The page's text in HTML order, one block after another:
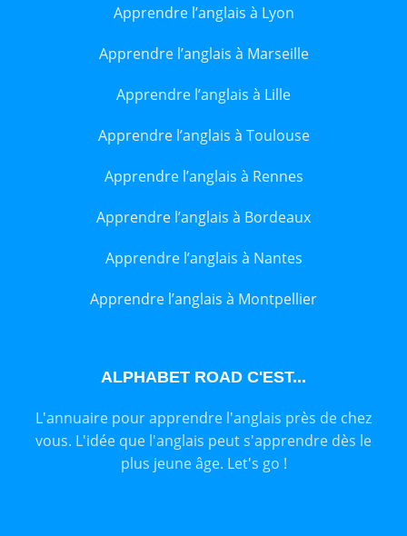
Apprendre l’anglais à Lyon
Apprendre l’anglais à Marseille
Apprendre l’anglais à Lille
Apprendre l’anglais à Toulouse
Apprendre l’anglais à Rennes
Apprendre l’anglais à Bordeaux
Apprendre l’anglais à Nantes
Apprendre l’anglais à Montpellier
ALPHABET ROAD C'EST...
L'annuaire pour apprendre l'anglais près de chez
vous. L'idée que l'anglais peut s'apprendre dès le
plus jeune âge. Let's go !